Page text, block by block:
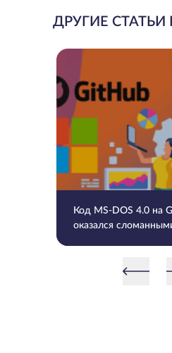
ДРУГИЕ СТАТЬИ
Код MS-DOS 4.0 на
оказался